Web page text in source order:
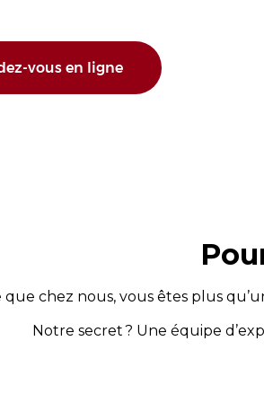
vous en ligne
que chez nous, vous êtes plus
Notre secret ? Une équipe